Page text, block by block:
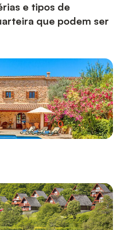
e tipos de
que podem ser